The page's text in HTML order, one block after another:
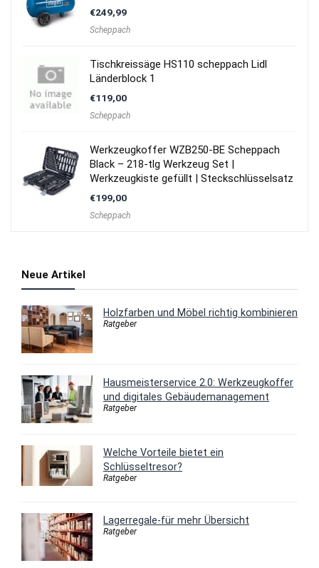
€249,99
Scheppach
Tischkreissäge HS110 scheppach Lidl
Länderblock 1
€119,00
Scheppach
Werkzeugkoffer WZB250-BE Scheppach
Black – 218-tlg Werkzeug Set |
Werkzeugkiste gefüllt | Steckschlüsselsatz
€199,00
Scheppach
Neue Artikel
Holzfarben und Möbel richtig kombinieren
Ratgeber
Hausmeisterservice 2.0: Werkzeugkoffer
und digitales Gebäudemanagement
Ratgeber
Welche Vorteile bietet ein
Schlüsseltresor?
Ratgeber
Lagerregale-für mehr Übersicht
Ratgeber